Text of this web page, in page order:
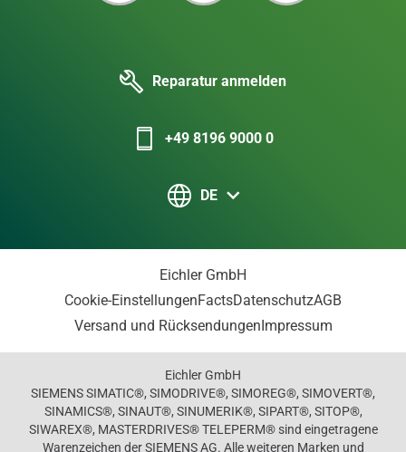
Reparatur anmelden
+49 8196 9000 0
DE
Eichler GmbH
Cookie-EinstellungenFactsDatenschutzAGB
Versand und RücksendungenImpressum
Eichler GmbH
SIEMENS SIMATIC®, SIMODRIVE®, SIMOREG®, SIMOVERT®,
SINAMICS®, SINAUT®, SINUMERIK®, SIPART®, SITOP®,
SIWAREX®, MASTERDRIVES® TELEPERM® sind eingetragene
Warenzeichen der SIEMENS AG. Alle weiteren Marken und